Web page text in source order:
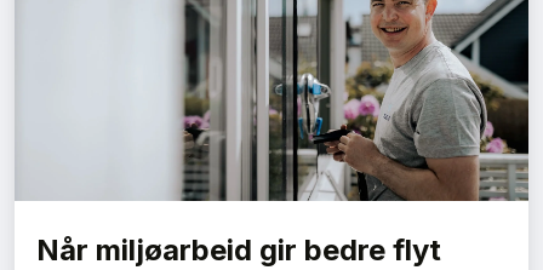
Når miljøarbeid gir bedre flyt